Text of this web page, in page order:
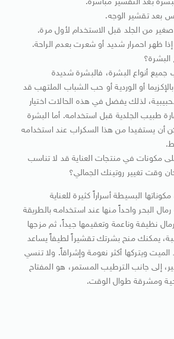
بعد التقشير مباشرة.
بعد تقشير الوجه.
من الجلد قبل الاستخدام لأول مرة.
ظهر احمرار شديد أو شعرت بعدم الراحة.
جميع أنواع البشرة، فالبشرة شديدة
أو الوردية أو حب الشباب الملتهب قد
لذلك يفضل في هذه الحالات اختيار
طبيب الجلدية قبل استخدامه. أما البشرة
أن يستفيدا من هذا السكراب عند استخدامه
مكونات في منتجات العناية قد لا تناسب
تغيير روتينك الجمالي؟
البسيطة أسراراً كثيرة للعناية
البحر واحداً منها عند استخدامه بالطريقة
نظيفة وناعمة وتعقيمها جيداً، ثم مزجها
يمكنك منح بشرتك تقشيراً لطيفاً يساعد
ويتركها أكثر نعومة وإشراقاً. ولا تنسي
إلى جانب الترطيب المستمر، هو المفتاح
ومشرقة طوال الوقت.